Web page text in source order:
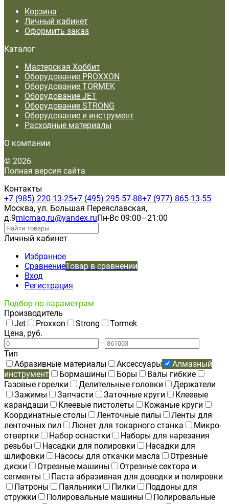
Корзина
Личный кабинет
Оформить заказ
Каталог
Мастерская Хоббит
Оборудование PROXXON
Оборудование TORMEK
Оборудование JET
Оборудование STRONG
Оборудование и инструмент
Расходные материалы
О компании
© 2026
Полная версия сайта
Контакты
+7 (985) 220-13-25+7 (495) 295-57-88+7 (977) 865-13-55
Москва, ул. Большая Переяславская,
д.9micmag.ru@yandex.ruПн-Вс 09:00—21:00
Личный кабинет
Избранное
СравнениеТовар в сравнении
Вход
Регистрация
Подбор по параметрам
Производитель
Jet
Proxxon Strong
Tormek
Цена, руб.
—
Тип
Абразивные материалы
Аксессуары
Алмазный
инструмент
Бормашины Боры
Валы гибкие
Газовые горелки
Делительные головки
Держатели
Зажимы
Запчасти Заточные круги
Клеевые
карандаши
Клеевые пистолеты
Кожаные круги
Координатные столы
Ленточные пилы
Ленты для
ленточных пил
Люнет для токарного станка
Микро-
отвертки
Набор оснастки
Наборы для нарезания
резьбы
Насадки для полировки
Насадки для
шлифовки
Насосы для откачки масла
Отрезные
диски
Отрезные машины
Отрезные сектора и
сегменты
Паста абразивная для доводки и полировки
Патроны
Паяльники Пилки
Поддоны для
стружки
Полировальные машины
Полировальные